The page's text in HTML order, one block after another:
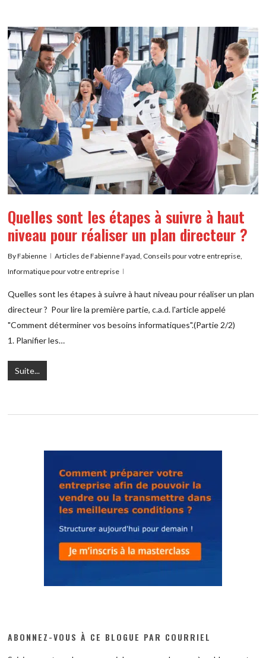
Quelles sont les étapes à suivre à haut
niveau pour réaliser un plan directeur ?
ByFabienne Articles de Fabienne Fayad Conseils pour votre entreprise
Informatique pour votre entreprise
Quelles sont les étapes à suivre à haut niveau pour réaliser un plan
directeur ? Pour lire la première partie, c.a.d. l'article appelé
"Comment déterminer vos besoins informatiques".(Partie 2/2)
1. Planifier les…
Suite...
ABONNEZ-VOUS À CE BLOGUE PAR COURRIEL